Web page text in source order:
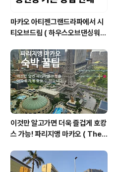
마카오 아티젠그랜드라파에서 시
티오브드림 ( 하우스오브댄싱워터
더너 셔틀 타고 가는 방법 안내 ( 성
인 분들은 이렇게 이동하는 방법도
가능해요 )
이것만 알고가면 더욱 즐겁게 호캉
스 가능! 파리지앵 마카오 ( The
공개!